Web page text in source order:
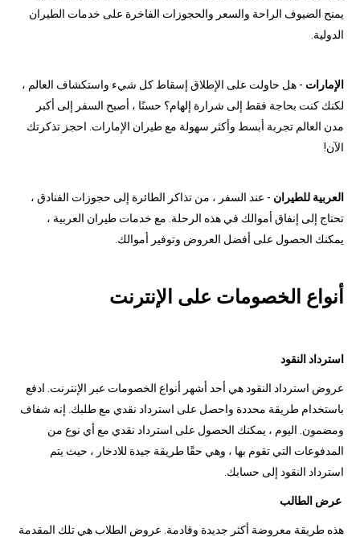
يمنح الضيوف الراحة والسعر والحجوزات الفاخرة على خدمات الطيران
الدولية.
الإمارات - هل حاولت على الإطلاق إسقاط كل شيء واستكشاف العالم ،
لكنك كنت بحاجة فقط إلى شرارة إلهام؟ حسنًا ، أصبح السفر إلى أكبر
مدن العالم تجربة أبسط وأكثر سهولة مع طيران الإمارات. احجز تذكرتك
الآن!
العربية للطيران - عند السفر ، من تذاكر الطائرة إلى حجوزات الفنادق ،
تحتاج إلى إنفاق أموالك في هذه الرحلة. مع خدمات طيران العربية ،
يمكنك الحصول على أفضل العروض وتوفير أموالك.
أنواع الخصومات على الإنترنت
استرداد النقود
عروض استرداد النقود هي أحد أشهر أنواع الخصومات عبر الإنترنت. ادفع
باستخدام طريقة محددة واحصل على استرداد نقدي مع طلبك. إنه شفاف
ومضمون. اليوم ، يمكنك الحصول على استرداد نقدي مع أي نوع من
المدفوعات التي تقوم بها ، وهي حقًا طريقة جيدة للادخار ، حيث يتم
استرداد النقود إلى حسابك.
عرض الطالب
هذه طريقة معروضة أكثر جديدة وقادمة. عروض الطلاب هي تلك المقدمة